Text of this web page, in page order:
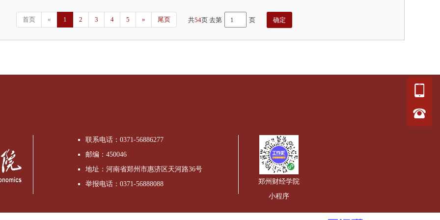
首页 « 1 2 3 4 5 » 尾页 共54页 去第 页
联系电话：0371-56886277
邮编：450046
地址：河南省郑州市惠济区天河路36号
举报电话：0371-56888088
郑州财经学院
小程序